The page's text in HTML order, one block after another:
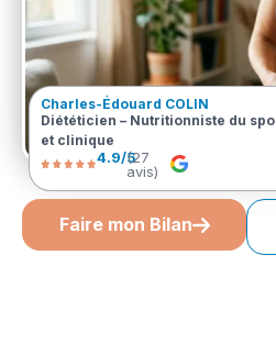
Charles-Édouard COLIN
Diététicien – Nutritionniste du
et clinique
4.9/5(27
avis)
Faire mon Bilan